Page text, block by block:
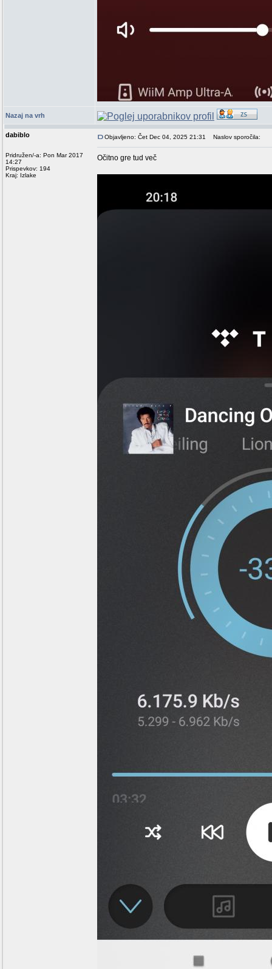
Nazaj na vrh
dabiblo
Pridružen/-a: Pon Mar 2017
14:27
Prispevkov: 194
Kraj: Izlake
Objavljeno: Čet Dec 04, 2025 21:31 Naslov sporočila:
Očitno gre tud več